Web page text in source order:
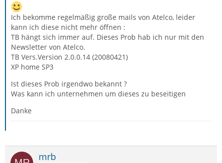
Ich bekomme regelmäßig große mails von Atelco, leider
kann ich diese nicht mehr öffnen :
TB hängt sich immer auf. Dieses Prob hab ich nur mit den
Newsletter von Atelco.
TB Vers.Version 2.0.0.14 (20080421)
XP home SP3
Ist dieses Prob irgendwo bekannt ?
Was kann ich unternehmen um dieses zu beseitigen
Danke
mrb